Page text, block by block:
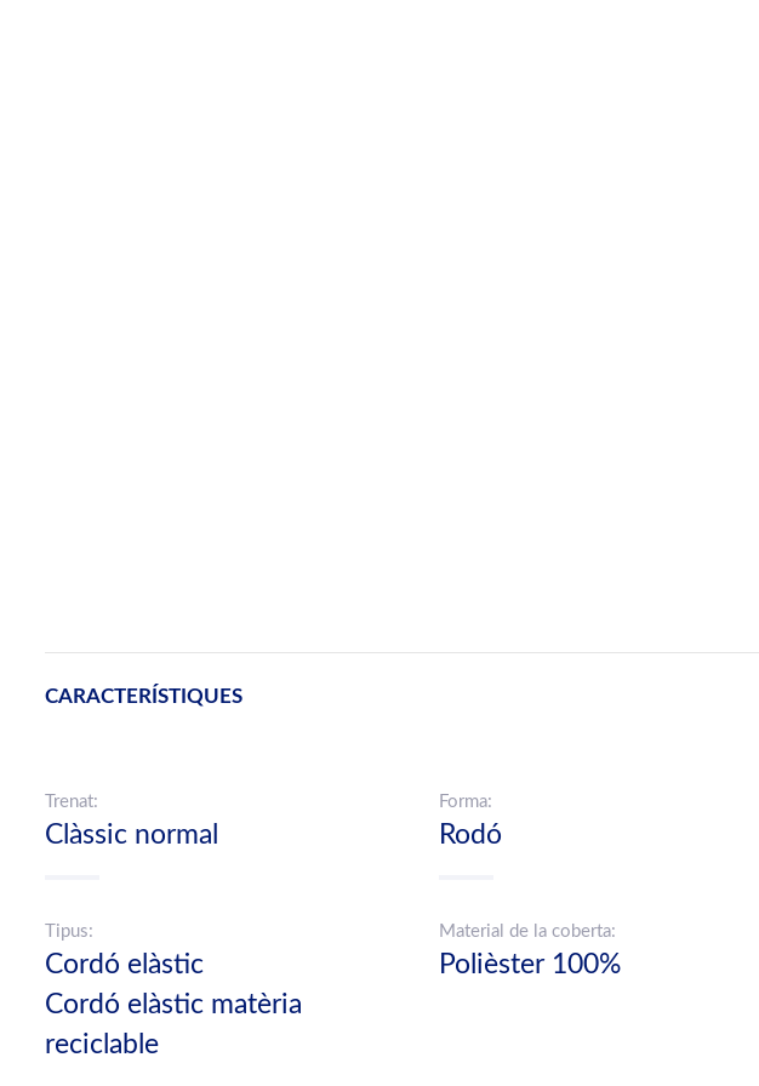
CARACTERÍSTIQUES
Trenat:
Clàssic normal
Forma:
Rodó
Tipus:
Cordó elàstic
Cordó elàstic matèria
reciclable
Material de la coberta:
Polièster 100%